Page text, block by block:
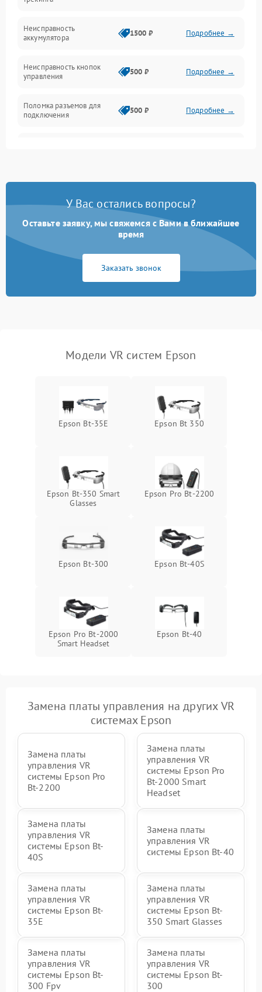
Неисправность
аккумулятора
1500 ₽ Подробнее →
Неисправность кнопок
управления
500 ₽ Подробнее →
Поломка разъемов для
подключения
500 ₽ Подробнее →
Повреждение проводов 500 ₽ Подробнее →
Неисправность системы
защиты от перегрузок
1000 ₽
Поломка системы
автоматического
Неисправность системы
защиты от перегрева
1000 ₽ Подробнее →
перенапряжения
Повреждение системы
защиты от перегрузок
Подробнее →
У Вас остались вопросы?
Оставьте заявку, мы свяжемся с Вами в ближайшее
время
Заказать звонок
Модели VR систем Epson
Epson Bt-35E Epson Bt 350
Epson Bt-350 Smart
Glasses
Epson Pro Bt-2200
Epson Bt-300 Epson Bt-40S
Epson Pro Bt-2000
Smart Headset
Epson Bt-40
Замена платы управления на других VR
системах Epson
Замена платы
управления VR
системы Epson Pro
Bt-2200
Замена платы
управления VR
системы Epson Pro
Bt-2000 Smart
Headset
Замена платы
управления VR
системы Epson Bt-
40S
Замена платы
управления VR
системы Epson Bt-40
Замена платы
управления VR
системы Epson Bt-
35E
Замена платы
управления VR
системы Epson Bt-
350 Smart Glasses
Замена платы
управления VR
системы Epson Bt-
300 Fpv
Замена платы
управления VR
системы Epson Bt-
300